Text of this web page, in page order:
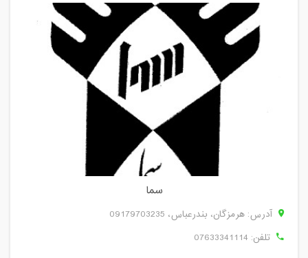
سما
آدرس: هرمزگان، بندرعباس، 09179703235
تلفن: 07633341114